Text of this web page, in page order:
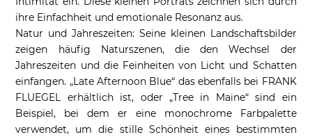
ihre Einfachheit und emotionale Resonanz aus.
Natur und Jahreszeiten: Seine kleinen Landschaftsbilder
zeigen häufig Naturszenen, die den Wechsel der
Jahreszeiten und die Feinheiten von Licht und Schatten
einfangen. „Late Afternoon Blue“ das ebenfalls bei FRANK
FLUEGEL erhältlich ist, oder „Tree in Maine“ sind ein
Beispiel, bei dem er eine monochrome Farbpalette
verwendet, um die stille Schönheit eines bestimmten